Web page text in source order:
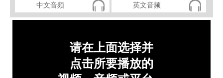
中文音频 英文音频